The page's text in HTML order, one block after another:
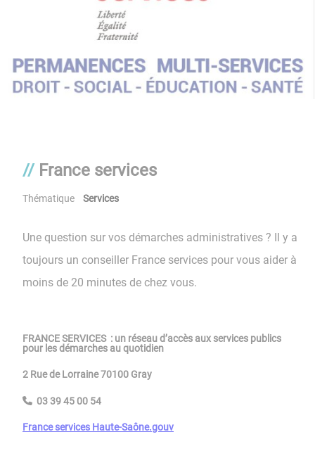
France services
Thématique Services
Une question sur vos démarches administratives ? Il y a
toujours un conseiller France services pour vous aider à
moins de 20 minutes de chez vous.
FRANCE SERVICES : un réseau d’accès aux services publics
pour les démarches au quotidien
2 Rue de Lorraine70100 Gray
03 39 45 00 54
France services Haute-Saône.gouv